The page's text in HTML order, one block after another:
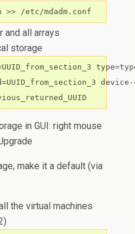
/etc/mdadm.conf
and all arrays
storage
in GUI: right mouse
make it a default (via
the virtual machines